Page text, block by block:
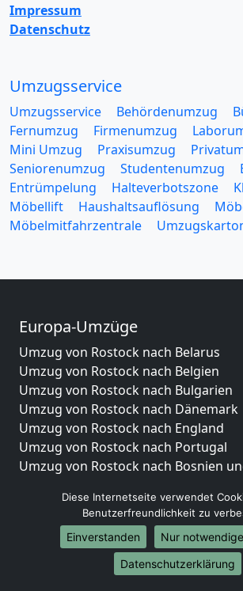
Impressum
Datenschutz
Umzugsservice
Umzugsservice Behördenumzug
Fernumzug
Firmenumzug
Mini Umzug
Praxisumzug
Seniorenumzug
Studentenumzug
Entrümpelung
Halteverbotszone
Möbellift
Haushaltsauflösung
Möbelmitfahrzentrale
Europa-Umzüge
Umzug von Rostock nach Belarus
Umzug von Rostock nach Belgien
Umzug von Rostock nach Bulgarien
Umzug von Rostock nach Dänemark
Umzug von Rostock nach England
Umzug von Rostock nach Portugal
Umzug von Rostock nach Bosnien
Umzug von Rostock nach Lettland
Umzug von Rostock nach Zypern
Umzug von Rostock nach Kroatien
Umzug von Rostock nach Estland
Umzug von Rostock nach Finnland
Diese Internetseite verwendet
Benutzerfreundlichkeit zu
Einverstanden
Nur
Datenschutzerklärung